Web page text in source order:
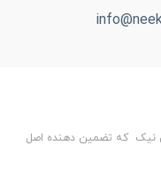
نیک که تضمین دهنده اصل